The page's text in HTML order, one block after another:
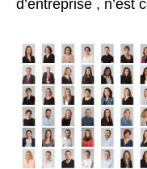
d’entreprise , n’est